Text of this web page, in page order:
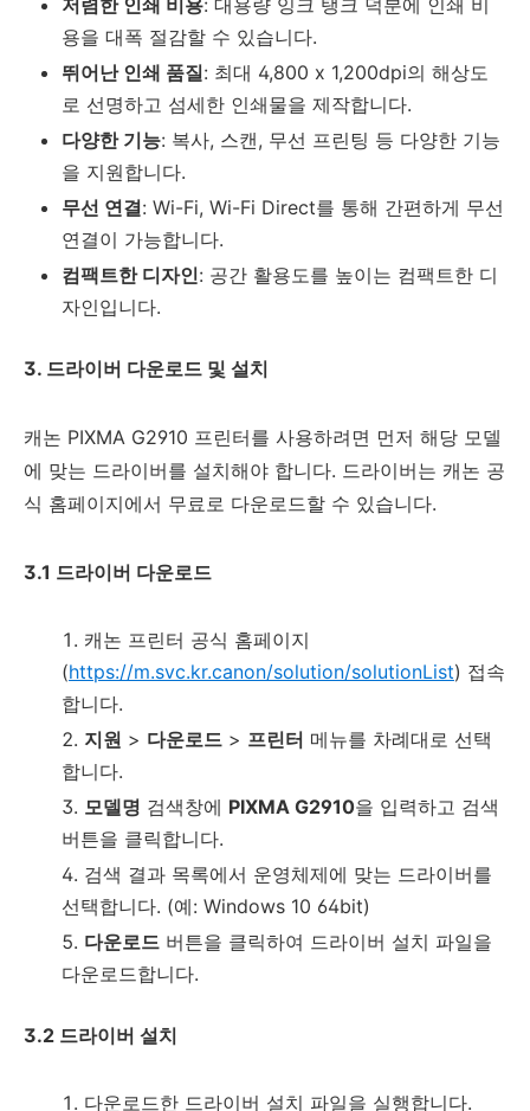
저렴한 인쇄 비용: 대용량 잉크 탱크 덕분에 인쇄 비
용을 대폭 절감할 수 있습니다.
뛰어난 인쇄 품질: 최대 4,800 x 1,200dpi의 해상도
로 선명하고 섬세한 인쇄물을 제작합니다.
다양한 기능: 복사, 스캔, 무선 프린팅 등 다양한 기능
을 지원합니다.
무선 연결: Wi-Fi, Wi-Fi Direct를 통해 간편하게 무선
연결이 가능합니다.
컴팩트한 디자인: 공간 활용도를 높이는 컴팩트한 디
자인입니다.
3. 드라이버 다운로드 및 설치
캐논 PIXMA G2910 프린터를 사용하려면 먼저 해당 모델
에 맞는 드라이버를 설치해야 합니다. 드라이버는 캐논 공
식 홈페이지에서 무료로 다운로드할 수 있습니다.
3.1 드라이버 다운로드
캐논 프린터 공식 홈페이지
(https://m.svc.kr.canon/solution/solutionList) 접속
합니다.
지원 > 다운로드 > 프린터 메뉴를 차례대로 선택
합니다.
모델명 검색창에 PIXMA G2910을 입력하고 검색
버튼을 클릭합니다.
검색 결과 목록에서 운영체제에 맞는 드라이버를
선택합니다. (예: Windows 10 64bit)
다운로드 버튼을 클릭하여 드라이버 설치 파일을
다운로드합니다.
3.2 드라이버 설치
다운로드한 드라이버 설치 파일을 실행합니다.